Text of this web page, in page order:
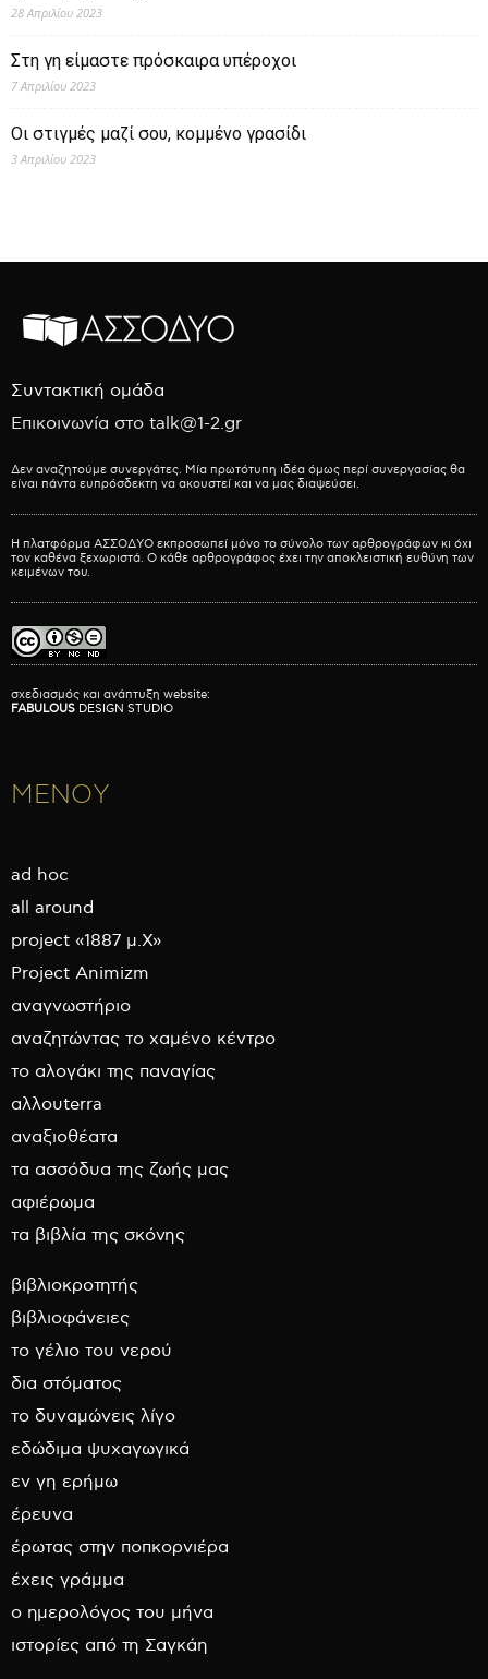
28 Απριλίου 2023
Στη γη είμαστε πρόσκαιρα υπέροχοι
7 Απριλίου 2023
Οι στιγμές μαζί σου, κομμένο γρασίδι
3 Απριλίου 2023
Συντακτική ομάδα
Επικοινωνία στο talk@1-2.gr
Δεν αναζητούμε συνεργάτες. Μία πρωτότυπη ιδέα όμως περί συνεργασίας θα
είναι πάντα ευπρόσδεκτη να ακουστεί και να μας διαψεύσει.
Η πλατφόρμα ΑΣΣΟΔΥΟ εκπροσωπεί μόνο το σύνολο των αρθρογράφων κι όχι
τον καθένα ξεχωριστά. Ο κάθε αρθρογράφος έχει την αποκλειστική ευθύνη των
κειμένων του.
σχεδιασμός και ανάπτυξη website:
FABULOUS DESIGN STUDIO
ΜΕΝΟΥ
ad hoc
all around
project «1887 μ.Χ»
Project Animizm
αναγνωστήριο
αναζητώντας το χαμένο κέντρο
το αλογάκι της παναγίας
αλλουterra
αναξιοθέατα
τα ασσόδυα της ζωής μας
αφιέρωμα
τα βιβλία της σκόνης
βιβλιοκροτητής
βιβλιοφάνειες
το γέλιο του νερού
δια στόματος
το δυναμώνεις λίγο
εδώδιμα ψυχαγωγικά
εν γη ερήμω
έρευνα
έρωτας στην ποπκορνιέρα
έχεις γράμμα
ο ημερολόγος του μήνα
ιστορίες από τη Σαγκάη